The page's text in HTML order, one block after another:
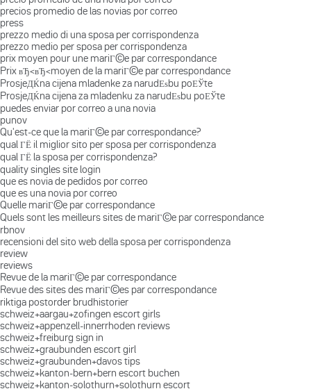
precios promedio de las novias por correo
press
prezzo medio di una sposa per corrispondenza
prezzo medio per sposa per corrispondenza
prix moyen pour une mariГ©e par correspondance
Prix вЂ‹вЂ‹moyen de la mariГ©e par correspondance
ProsjeДЌna cijena mladenke za narudЕѕbu poЕЎte
ProsjeДЌna cijena za mladenku za narudЕѕbu poЕЎte
puedes enviar por correo a una novia
punov
Qu'est-ce que la mariГ©e par correspondance?
qual ГЁ il miglior sito per sposa per corrispondenza
qual ГЁ la sposa per corrispondenza?
quality singles site login
que es novia de pedidos por correo
que es una novia por correo
Quelle mariГ©e par correspondance
Quels sont les meilleurs sites de mariГ©e par correspondance
rbnov
recensioni del sito web della sposa per corrispondenza
review
reviews
Revue de la mariГ©e par correspondance
Revue des sites des mariГ©es par correspondance
riktiga postorder brudhistorier
schweiz+aargau+zofingen escort girls
schweiz+appenzell-innerrhoden reviews
schweiz+freiburg sign in
schweiz+graubunden escort girl
schweiz+graubunden+davos tips
schweiz+kanton-bern+bern escort buchen
schweiz+kanton-solothurn+solothurn escort